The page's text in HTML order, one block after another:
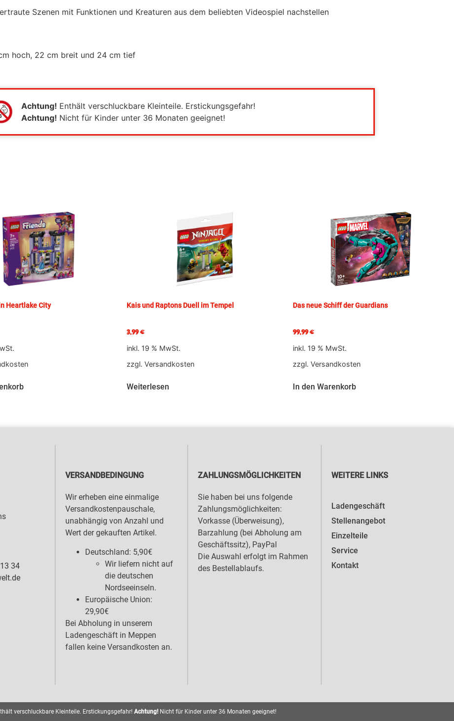
Szenen mit Funktionen und Kreaturen aus dem beliebten Videospiel nachstellen
hoch, 22 cm breit und 24 cm tief
Achtung! Enthält verschluckbare Kleinteile. Erstickungsgefahr!
Achtung! Nicht für Kinder unter 36 Monaten geeignet!
Heartlake City Kais und Raptons Duell im Tempel
3,99€
inkl. 19 % MwSt.
zzgl. Versandkosten
Weiterlesen
Das neue Schiff der Guardians
99,99€
inkl. 19 % MwSt.
zzgl. Versandkosten
In den Warenkorb
34
VERSANDBEDINGUNG
Wir erheben eine einmalige
Versandkostenpauschale,
unabhängig von Anzahl und
Wert der gekauften Artikel.
Deutschland: 5,90€
Wir liefern nicht auf
die deutschen
Nordseeinseln.
Europäische Union:
29,90€
Bei Abholung in unserem
Ladengeschäft in Meppen
fallen keine Versandkosten an.
ZAHLUNGSMÖGLICHKEITEN
Sie haben bei uns folgende
Zahlungsmöglichkeiten:
Vorkasse (Überweisung),
Barzahlung (bei Abholung am
Geschäftssitz), PayPal
Die Auswahl erfolgt im Rahmen
des Bestellablaufs.
WEITERE LINKS
Ladengeschäft
Stellenangebot
Einzelteile
Service
Kontakt
verschluckbare Kleinteile. Erstickungsgefahr! Achtung!Nicht für Kinder unter 36 Monaten geeignet!